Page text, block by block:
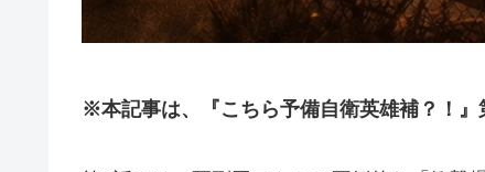
※本記事は、『こちら予備自衛英雄補？！』